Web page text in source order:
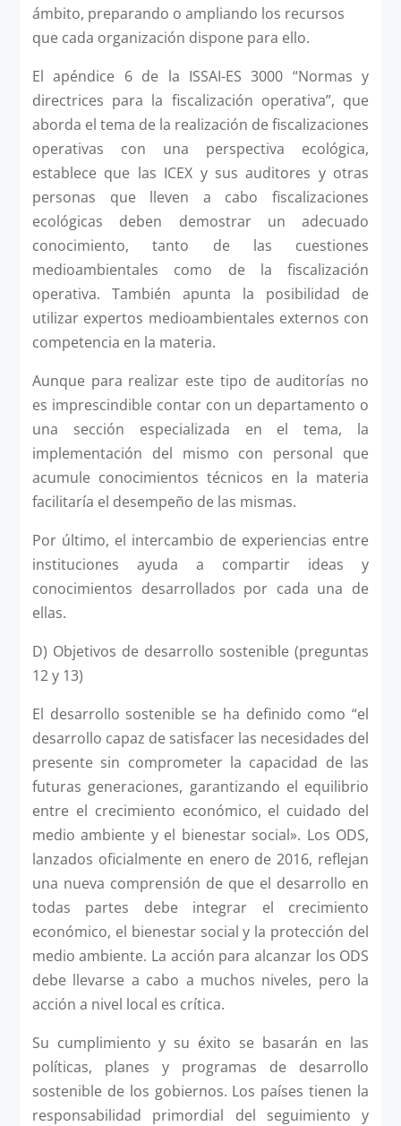
ámbito, preparando o ampliando los recursos
que cada organización dispone para ello.
El apéndice 6 de la ISSAI-ES 3000 “Normas y
directrices para la fiscalización operativa”, que
aborda el tema de la realización de fiscalizaciones
operativas con una perspectiva ecológica,
establece que las ICEX y sus auditores y otras
personas que lleven a cabo fiscalizaciones
ecológicas deben demostrar un adecuado
conocimiento, tanto de las cuestiones
medioambientales como de la fiscalización
operativa. También apunta la posibilidad de
utilizar expertos medioambientales externos con
competencia en la materia.
Aunque para realizar este tipo de auditorías no
es imprescindible contar con un departamento o
una sección especializada en el tema, la
implementación del mismo con personal que
acumule conocimientos técnicos en la materia
facilitaría el desempeño de las mismas.
Por último, el intercambio de experiencias entre
instituciones ayuda a compartir ideas y
conocimientos desarrollados por cada una de
ellas.
D) Objetivos de desarrollo sostenible (preguntas
12 y 13)
El desarrollo sostenible se ha definido como “el
desarrollo capaz de satisfacer las necesidades del
presente sin comprometer la capacidad de las
futuras generaciones, garantizando el equilibrio
entre el crecimiento económico, el cuidado del
medio ambiente y el bienestar social». Los ODS,
lanzados oficialmente en enero de 2016, reflejan
una nueva comprensión de que el desarrollo en
todas partes debe integrar el crecimiento
económico, el bienestar social y la protección del
medio ambiente. La acción para alcanzar los ODS
debe llevarse a cabo a muchos niveles, pero la
acción a nivel local es crítica.
Su cumplimiento y su éxito se basarán en las
políticas, planes y programas de desarrollo
sostenible de los gobiernos. Los países tienen la
responsabilidad primordial del seguimiento y